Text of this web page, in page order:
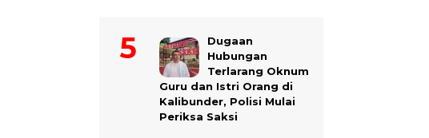
Dugaan
Hubungan
Terlarang Oknum
Guru dan Istri Orang di
Kalibunder, Polisi Mulai
Periksa Saksi